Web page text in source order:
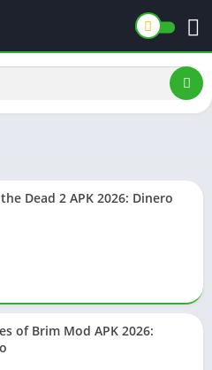
Dead 2 APK 2026: Dinero
of Brim Mod APK 2026: